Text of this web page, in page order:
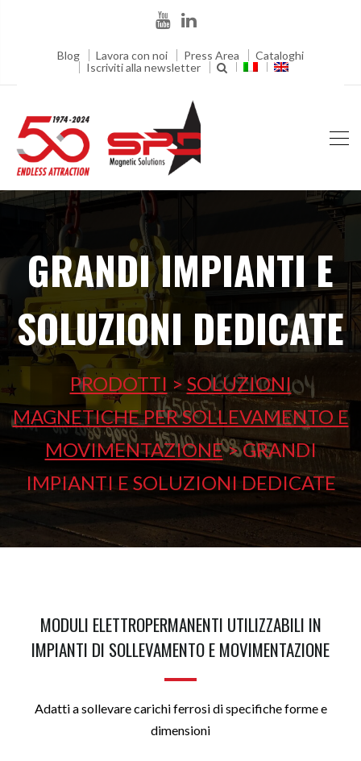
Blog Lavora con noi Press Area
Cataloghi
Iscriviti alla newsletter
GRANDI IMPIANTI E
SOLUZIONI DEDICATE
PRODOTTI > SOLUZIONI
MAGNETICHE PER SOLLEVAMENTO E
MOVIMENTAZIONE>GRANDI
IMPIANTI E SOLUZIONI DEDICATE
MODULI ELETTROPERMANENTI UTILIZZABILI IN
IMPIANTI DI SOLLEVAMENTO E MOVIMENTAZIONE
Adatti a sollevare carichi ferrosi di specifiche forme e
dimensioni